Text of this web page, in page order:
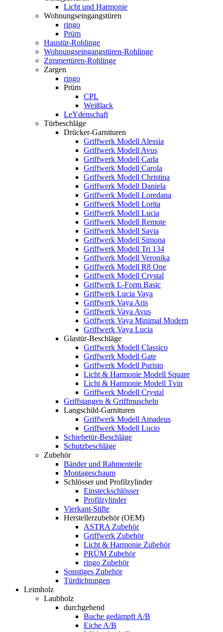
Licht und Harmonie
Wohnungseingangstüren
ringo
Prüm
Haustür-Rohlinge
Wohnungseingangstüren-Rohlinge
Zimmertüren-Rohlinge
Zargen
ringo
Prüm
CPL
Weißlack
LeYdenschaft
Türbeschläge
Drücker-Garnituren
Griffwerk Modell Alessia
Griffwerk Modell Avus
Griffwerk Modell Carla
Griffwerk Modell Carola
Griffwerk Modell Christina
Griffwerk Modell Daniela
Griffwerk Modell Loredana
Griffwerk Modell Lorita
Griffwerk Modell Lucia
Griffwerk Modell Remote
Griffwerk Modell Savia
Griffwerk Modell Simona
Griffwerk Modell Tri 134
Griffwerk Modell Veronika
Griffwerk Modell R8 One
Griffwerk Modell Crystal
Griffwerk L-Form Basic
Griffwerk Lucia Vaya
Griffwerk Vaya Aris
Griffwerk Vaya Avus
Griffwerk Vaya Minimal Modern
Griffwerk Vaya Lucia
Glastür-Beschläge
Griffwerk Modell Classico
Griffwerk Modell Gate
Griffwerk Modell Puristo
Licht & Harmonie Modell Square
Licht & Harmonie Modell Tvin
Griffwerk Modell Crystal
Griffstangen & Griffmuscheln
Langschild-Garnituren
Griffwerk Modell Amadeus
Griffwerk Modell Lucio
Schiebetür-Beschläge
Schutzbeschläge
Zubehör
Bänder und Rahmenteile
Montageschaum
Schlösser und Profilzylinder
Einsteckschlösser
Profilzylinder
Vierkant-Stifte
Herstellerzubehör (OEM)
ASTRA Zubehör
Griffwerk Zubehör
Licht & Harmonie Zubehör
PRÜM Zubehör
ringo Zubehör
Sonstiges Zubehör
Türdichtungen
Leimholz
Laubholz
durchgehend
Buche gedämpft A/B
Eiche A/B